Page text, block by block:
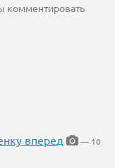
комментировать
вперед
— 10